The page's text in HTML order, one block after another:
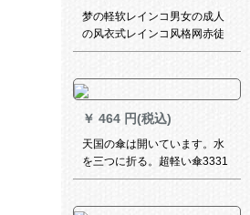
梦の軽软レインコ男女の成人
の风衣式レインコ风格网赤徒
歩旅行防水フュージョン连体
ードドドドド/适身身长165-85
cm
￥ 464 円(税込)
天国の傘は開いています。水
を三つに折る。超軽い傘3331
Eは青灰色に当たります。